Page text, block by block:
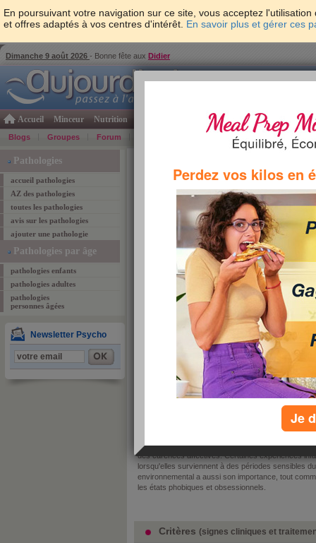
En poursuivant votre navigation sur ce site, vous acceptez
et offres adaptés à vos centres d'intérêt. En savoir plus et gérer ces
Dimanche 9 août 2026 - Bonne fête aux Didier
Accueil Minceur Nutrition Psycho & tests Forme & santé
Blogs Groupes Forum Bons Plans
Pathologies
accueil pathologies
AZ des pathologies
toutes les pathologies
avis sur les pathologies
ajouter une pathologie
Pathologies par âge
pathologies enfants
pathologies adultes
pathologies
personnes âgées
Newsletter Psycho
guide des pathologies
Névroses
vu :
votre
1
3
commenter cette pathologie
Définition
conscience car elle n'est pas en rupture avec la
Parmi les névroses, on retrouve hystérie, phobies,
Le traumatisme névrotique prendrait sa source
des carences affectives. Certaines expériences
lorsqu'elles surviennent à des périodes sensibles
environnemental a aussi son importance, tout
les états phobiques et obsessionnels.
Critères (signes cliniques et
Perdez vos kilos en
Je